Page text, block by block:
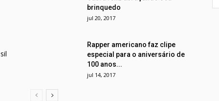
brinquedo
jul 20, 2017
Rapper americano faz clipe
especial para o aniversário de
100 anos...
jul 14, 2017